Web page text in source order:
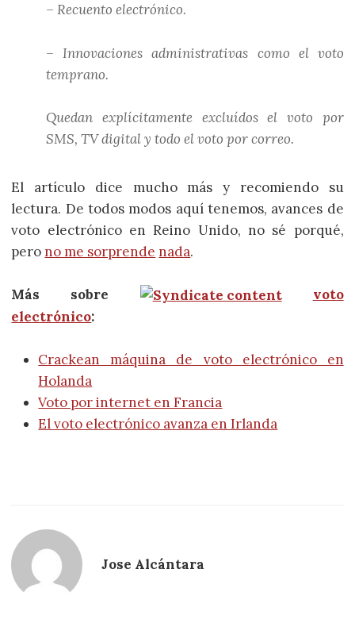
– Recuento electrónico.
– Innovaciones administrativas como el voto
temprano.
Quedan explícitamente excluídos el voto por
SMS, TV digital y todo el voto por correo.
El artículo dice mucho más y recomiendo su
lectura. De todos modos aquí tenemos, avances de
voto electrónico en Reino Unido, no sé porqué,
perono me sorprende nada.
Más sobre
voto
electrónico:
Crackean máquina de voto electrónico en
Holanda
Voto por internet en Francia
El voto electrónico avanza en Irlanda
Jose Alcántara